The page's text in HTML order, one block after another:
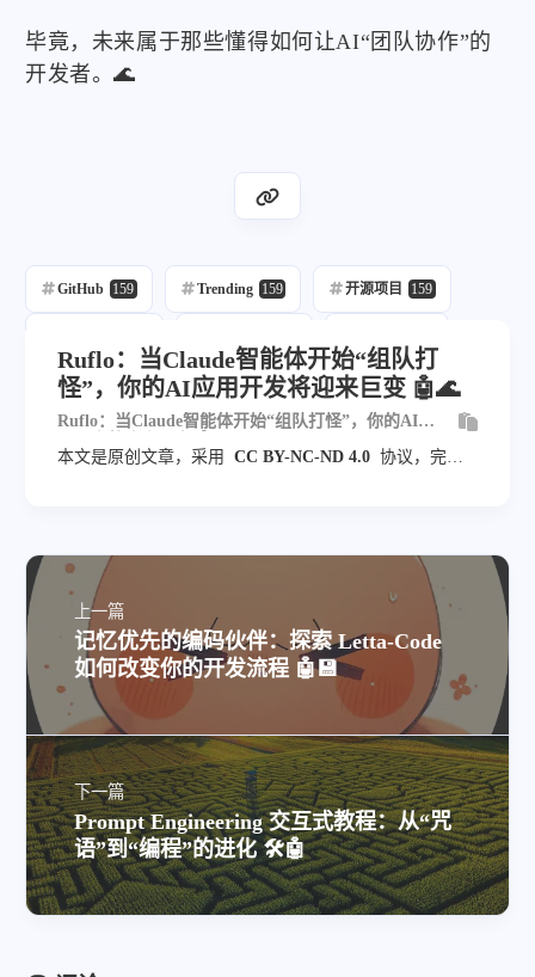
毕竟，未来属于那些懂得如何让AI“团队协作”的
开发者。🌊
GitHub 159 Trending 159 开源项目 159
Ai 69
Ruflo：当Claude智能体开始“组队打
怪”，你的AI应用开发将迎来巨变 🤖🌊
Ruflo：当Claude智能体开始“组队打怪”，你的AI应
本文是原创文章，采用
CC BY-NC-ND 4.0 协议，完整
上一篇
记忆优先的编码伙伴：探索 Letta-Code
如何改变你的开发流程 🤖💾
下一篇
Prompt Engineering 交互式教程：从“咒
语”到“编程”的进化 🛠️🤖